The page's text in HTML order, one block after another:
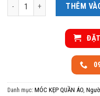
Móc gỗ tam giác có đệm đầu
THÊM
Danh mục: MÓC KẸP QUẦN ÁO